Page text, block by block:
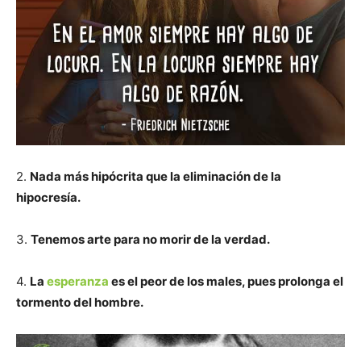
2. Nada más hipócrita que la eliminación de la
hipocresía.
3. Tenemos arte para no morir de la verdad.
4. La esperanza es el peor de los males, pues prolonga el
tormento del hombre.